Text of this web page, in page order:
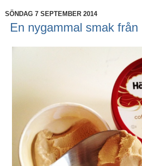
SÖNDAG 7 SEPTEMBER 2014
En nygammal smak från